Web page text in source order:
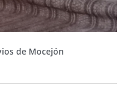
de Mocejón